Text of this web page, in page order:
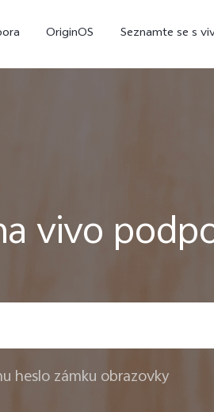
OriginOS Seznamte se s
vivo
heslo zámku obrazovky